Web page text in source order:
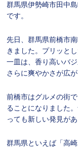
群馬県伊勢崎市田中
です。
先日、群馬県前橋市
きました。プリッと
一皿は、香り高いバ
さらに爽やかさが広
前橋市はグルメの街
ることになりました
っても新しい発見があ
群馬県といえば「高